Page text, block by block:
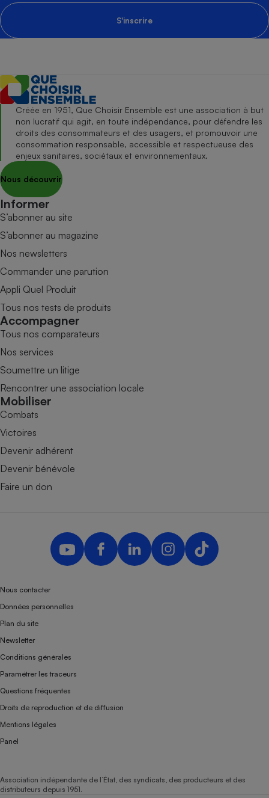
S'inscrire
Créée en 1951, Que Choisir Ensemble est une association à but
non lucratif qui agit, en toute indépendance, pour défendre les
droits des consommateurs et des usagers, et promouvoir une
consommation responsable, accessible et respectueuse des
enjeux sanitaires, sociétaux et environnementaux.
Nous découvrir
Informer
S’abonner au site
S’abonner au magazine
Nos newsletters
Commander une parution
Appli Quel Produit
Tous nos tests de produits
Accompagner
Tous nos comparateurs
Nos services
Soumettre un litige
Rencontrer une association locale
Mobiliser
Combats
Victoires
Devenir adhérent
Devenir bénévole
Faire un don
Nous contacter
Données personnelles
Plan du site
Newsletter
Conditions générales
Paramétrer les traceurs
Questions fréquentes
Droits de reproduction et de diffusion
Mentions légales
Panel
Association indépendante de l’État, des syndicats, des producteurs et des
distributeurs depuis 1951.